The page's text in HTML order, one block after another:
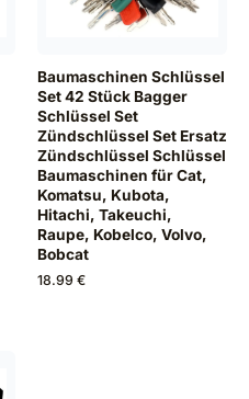
Baumaschinen Schlüssel
Set 42 Stück Bagger
Schlüssel Set
Zündschlüssel Set Ersatz
Zündschlüssel Schlüssel
Baumaschinen für Cat,
Komatsu, Kubota,
Hitachi, Takeuchi,
Raupe, Kobelco, Volvo,
Bobcat
18.99 €